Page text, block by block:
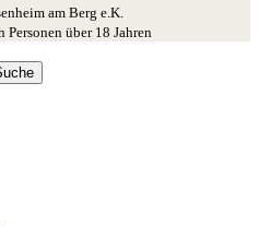
am Berg e.K.
über 18 Jahren